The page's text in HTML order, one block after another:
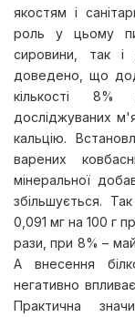
якостям і
роль у цьому
сировини, так і
доведено, що
кількості 8%
досліджуваних
кальцію.
варених
мінеральної
збільшується.
0,091 мг на 100 г
рази, при 8% –
А внесення
негативно
Практична